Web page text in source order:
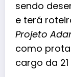
sendo
e terá
Projeto
como
cargo da